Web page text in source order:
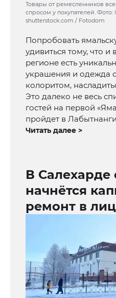
Товары от ремесленников
спросом у покупателей. Фото:
shutterstock.com / Fotodom
Попробовать
удивиться тому, что и
регионе есть
украшения и одежда
колоритом,
Это далеко не весь
гостей на первой
пройдет в
Читать далее >
В Салехарде
начнётся
ремонт в